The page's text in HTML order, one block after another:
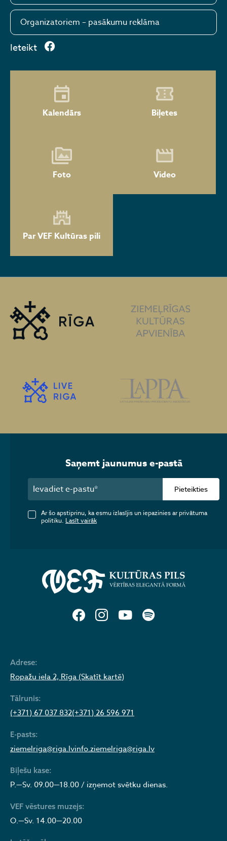
Organizatoriem – pasākumu reklāma
Ieteikt
Kalendārs Biļetes
Foto Video
Par VEF Kultūras pili
Adrese:
Ropažu iela 2, Rīga (Skatīt kartē)
Tālrunis:
(+371) 67 037 832(+371) 26 596 971
E-pasts:
ziemelriga@riga.lvinfo.ziemelriga@riga.lv
Biļešu kase:
P.—Sv. 09.00—18.00 / izņemot svētku dienas.
VEF vēstures muzejs:
O.—Sv. 14.00—20.00
Saņemt jaunumus e-pastā
Pieteikties
Ar šo apstiprinu, ka esmu izlasījis un iepazinies ar privātuma
politiku. Lasīt vairāk